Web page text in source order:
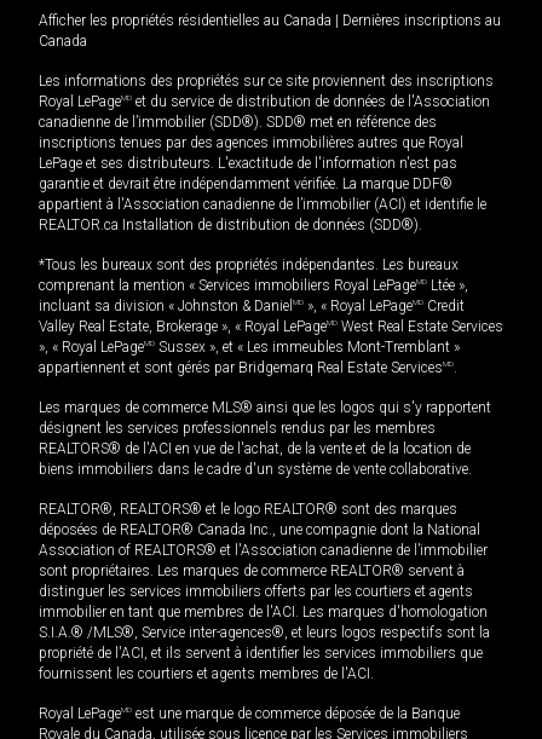
Afficher les propriétés résidentielles au Canada
Dernières inscriptions au
Canada
Les informations des propriétés sur ce site proviennent des inscriptions
Royal LePageMD et du service de distribution de données de l'Association
canadienne de l’immobilier (SDD®). SDD® met en référence des
inscriptions tenues par des agences immobilières autres que Royal
LePage et ses distributeurs. L'exactitude de l'information n'est pas
garantie et devrait être indépendamment vérifiée. La marque DDF®
appartient à l'Association canadienne de l’immobilier (ACI) et identifie le
REALTOR.ca Installation de distribution de données (SDD®).
*Tous les bureaux sont des propriétés indépendantes. Les bureaux
comprenant la mention « Services immobiliers Royal LePageMD Ltée »,
incluant sa division « Johnston & Daniel MD », « Royal LePageMD Credit
Valley Real Estate, Brokerage », « Royal LePageMD West Real Estate Services
», « Royal LePageMD Sussex », et « Les immeubles Mont-Tremblant »
appartiennent et sont gérés par Bridgemarq Real Estate ServicesMD.
Les marques de commerce MLS® ainsi que les logos qui s'y rapportent
désignent les services professionnels rendus par les membres
REALTORS® de l'ACI en vue de l'achat, de la vente et de la location de
biens immobiliers dans le cadre d'un système de vente collaborative.
REALTOR®, REALTORS® et le logo REALTOR® sont des marques
déposées de REALTOR® Canada Inc., une compagnie dont la National
Association of REALTORS® et l'Association canadienne de l’immobilier
sont propriétaires. Les marques de commerce REALTOR® servent à
distinguer les services immobiliers offerts par les courtiers et agents
immobilier en tant que membres de l'ACI. Les marques d'homologation
S.I.A.® /MLS®, Service inter-agences®, et leurs logos respectifs sont la
propriété de l'ACI, et ils servent à identifier les services immobiliers que
fournissent les courtiers et agents membres de l'ACI.
Royal LePageMD est une marque de commerce déposée de la Banque
Royale du Canada, utilisée sous licence par les Services immobiliers